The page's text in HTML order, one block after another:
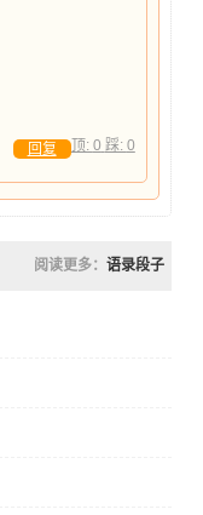
顶: 0 踩: 0
回复
阅读更多： 语录段子